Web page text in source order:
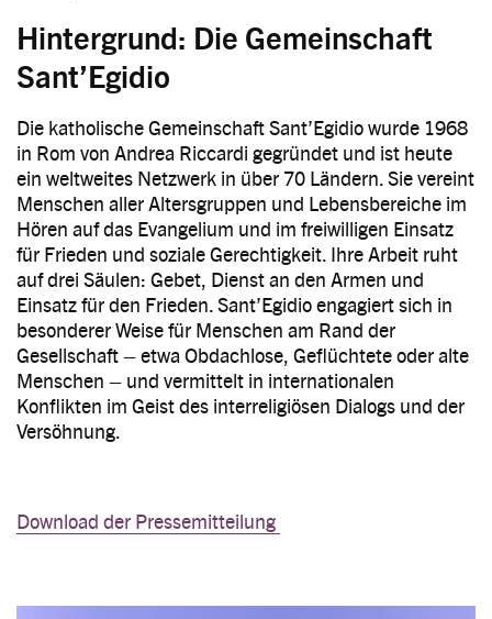
Hintergrund: Die Gemeinschaft
Sant’Egidio
Die katholische Gemeinschaft Sant’Egidio wurde 1968
in Rom von Andrea Riccardi gegründet und ist heute
ein weltweites Netzwerk in über 70 Ländern. Sie vereint
Menschen aller Altersgruppen und Lebensbereiche im
Hören auf das Evangelium und im freiwilligen Einsatz
für Frieden und soziale Gerechtigkeit. Ihre Arbeit ruht
auf drei Säulen: Gebet, Dienst an den Armen und
Einsatz für den Frieden. Sant’Egidio engagiert sich in
besonderer Weise für Menschen am Rand der
Gesellschaft – etwa Obdachlose, Geflüchtete oder alte
Menschen – und vermittelt in internationalen
Konflikten im Geist des interreligiösen Dialogs und der
Versöhnung.
Download der Pressemitteilung